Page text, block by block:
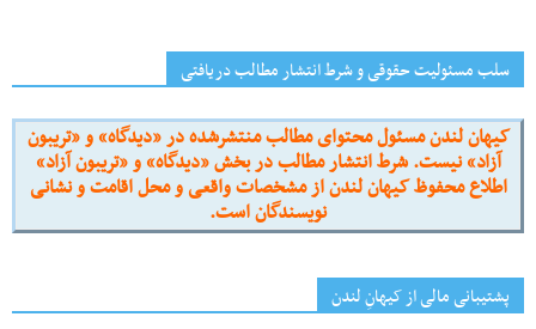
سلب مسئولیت حقوقی و شرط انتشار مطالب دریافتی
کیهان لندن مسئول محتوای مطالب منتشرشده در «دیدگاه» و «تریبون
آزاد» نیست. شرط انتشار مطالب در بخش «دیدگاه» و «تریبون آزاد»
اطلاع محفوظ کیهان لندن از مشخصات واقعی و محل اقامت و نشانی
نویسندگان است.
پشتیبانی مالی از کیهانِ لندن